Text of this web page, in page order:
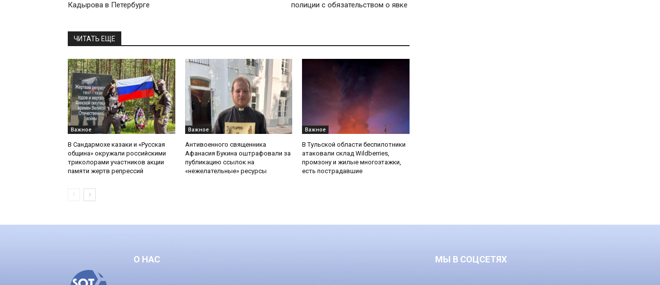
Кадырова в Петербурге
полиции с обязательством о явке
ЧИТАТЬ ЕЩЕ
Важное
В Сандармохе казаки и «Русская
община» окружали российскими
триколорами участников акции
памяти жертв репрессий
Важное
Антивоенного священника
Афанасия Букина оштрафовали за
публикацию ссылок на
«нежелательные» ресурсы
Важное
В Тульской области беспилотники
атаковали склад Wildberries,
промзону и жилые многоэтажки,
есть пострадавшие
О НАС МЫ В СОЦСЕТЯХ